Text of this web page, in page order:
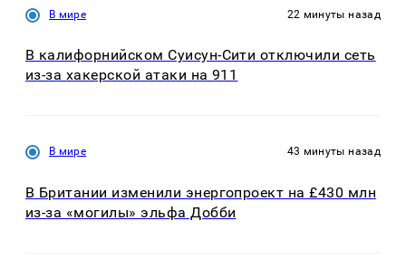
В мире 22 минуты назад
В калифорнийском Суисун-Сити отключили сеть
из-за хакерской атаки на 911
В мире 43 минуты назад
В Британии изменили энергопроект на £430 млн
из-за «могилы» эльфа Добби